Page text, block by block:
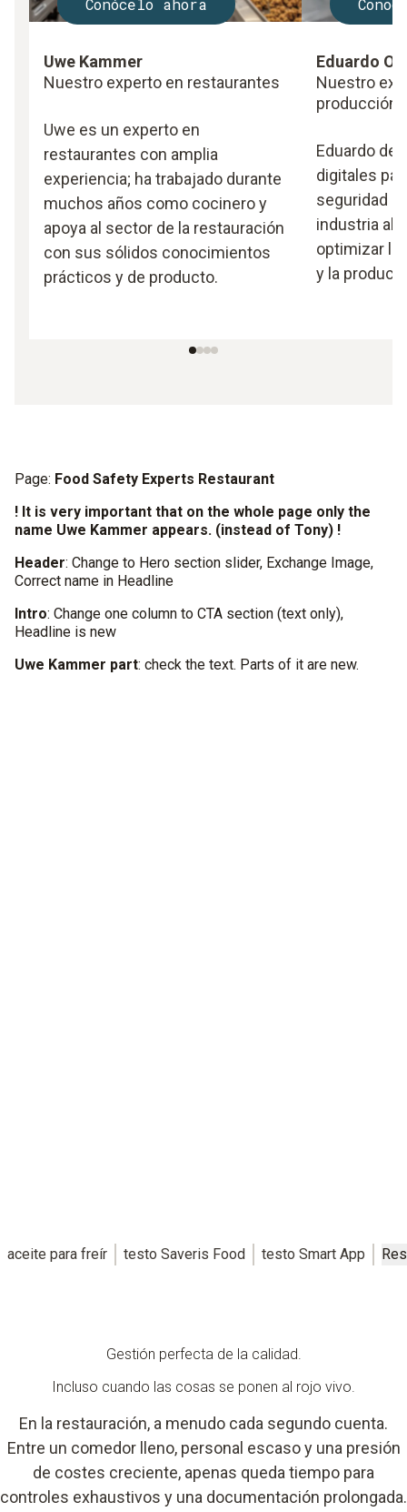
Uwe Kammer
Nuestro experto en restaurantes
Uwe es un experto en
restaurantes con amplia
experiencia; ha trabajado durante
muchos años como cocinero y
apoya al sector de la restauración
con sus sólidos conocimientos
prácticos y de producto.
Eduardo
Nuestro
producción
Eduardo
digitales
seguridad
industria
optimizar la
y la
Page: Food Safety Experts Restaurant
! It is very important that on the whole page only the
name Uwe Kammer appears. (instead of Tony) !
Header: Change to Hero section slider, Exchange Image,
Correct name in Headline
Intro: Change one column to CTA section (text only),
Headline is new
Uwe Kammer part: check the text. Parts of it are new.
aceite para freír testo Saveris Food testo Smart App
Gestión perfecta de la calidad.
Incluso cuando las cosas se ponen al rojo vivo.
En la restauración, a menudo cada segundo cuenta.
Entre un comedor lleno, personal escaso y una presión
de costes creciente, apenas queda tiempo para
controles exhaustivos y una documentación prolongada.